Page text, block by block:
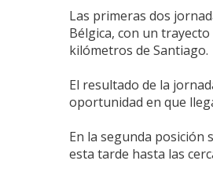
Las primeras dos
Bélgica, con un
kilómetros de Santiago.
El resultado de la
oportunidad en que
En la segunda posición
esta tarde hasta las